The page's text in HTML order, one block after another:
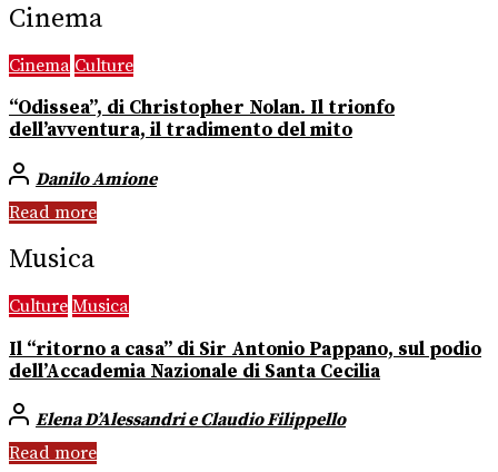
Cinema
Cinema Culture
“Odissea”, di Christopher Nolan. Il trionfo
dell’avventura, il tradimento del mito
Danilo Amione
Read more
Musica
Culture Musica
Il “ritorno a casa” di Sir Antonio Pappano, sul podio
dell’Accademia Nazionale di Santa Cecilia
Elena D’Alessandri e Claudio Filippello
Read more